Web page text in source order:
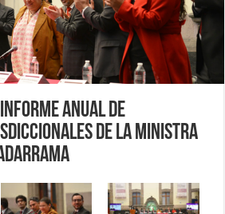
Anual de
de la Ministra